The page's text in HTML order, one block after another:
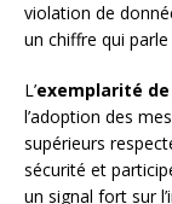
violation de
un chiffre qui
L’exemplarité
l’adoption des
supérieurs
sécurité et
un signal fort sur